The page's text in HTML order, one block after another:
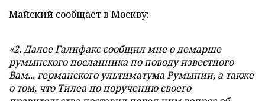
Майский сообщает в Москву:
«2. Далее Галифакс сообщил мне о демарше
румынского посланника по поводу известного
Вам... германского ультиматума Румынии, а также
о том, что Тилеа по поручению своего